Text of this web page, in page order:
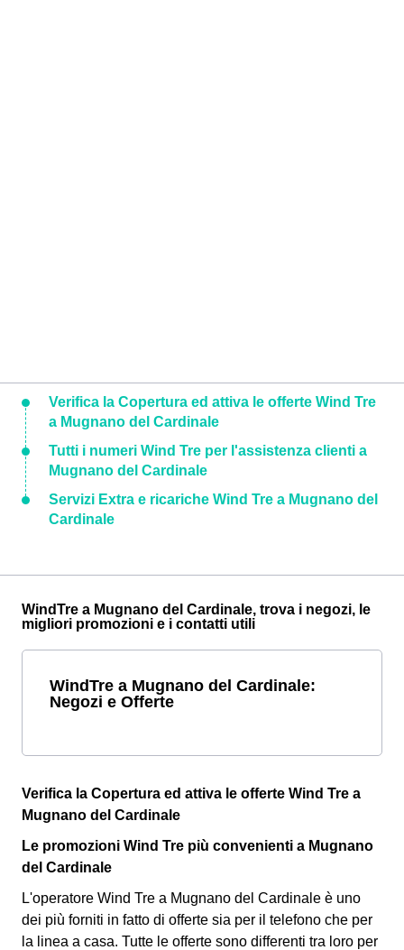
Verifica la Copertura ed attiva le offerte Wind Tre
a Mugnano del Cardinale
Tutti i numeri Wind Tre per l'assistenza clienti a
Mugnano del Cardinale
Servizi Extra e ricariche Wind Tre a Mugnano del
Cardinale
WindTre a Mugnano del Cardinale, trova i negozi, le
migliori promozioni e i contatti utili
WindTre a Mugnano del Cardinale:
Negozi e Offerte
Verifica la Copertura ed attiva le offerte Wind Tre a
Mugnano del Cardinale
Le promozioni Wind Tre più convenienti a Mugnano
del Cardinale
L'operatore Wind Tre a Mugnano del Cardinale è uno
dei più forniti in fatto di offerte sia per il telefono che per
la linea a casa. Tutte le offerte sono differenti tra loro per